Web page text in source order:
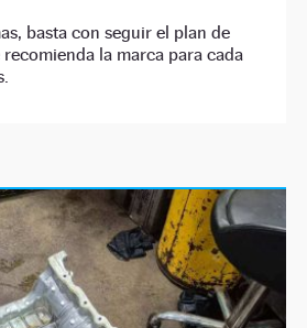
basta con seguir el plan de
la marca para cada